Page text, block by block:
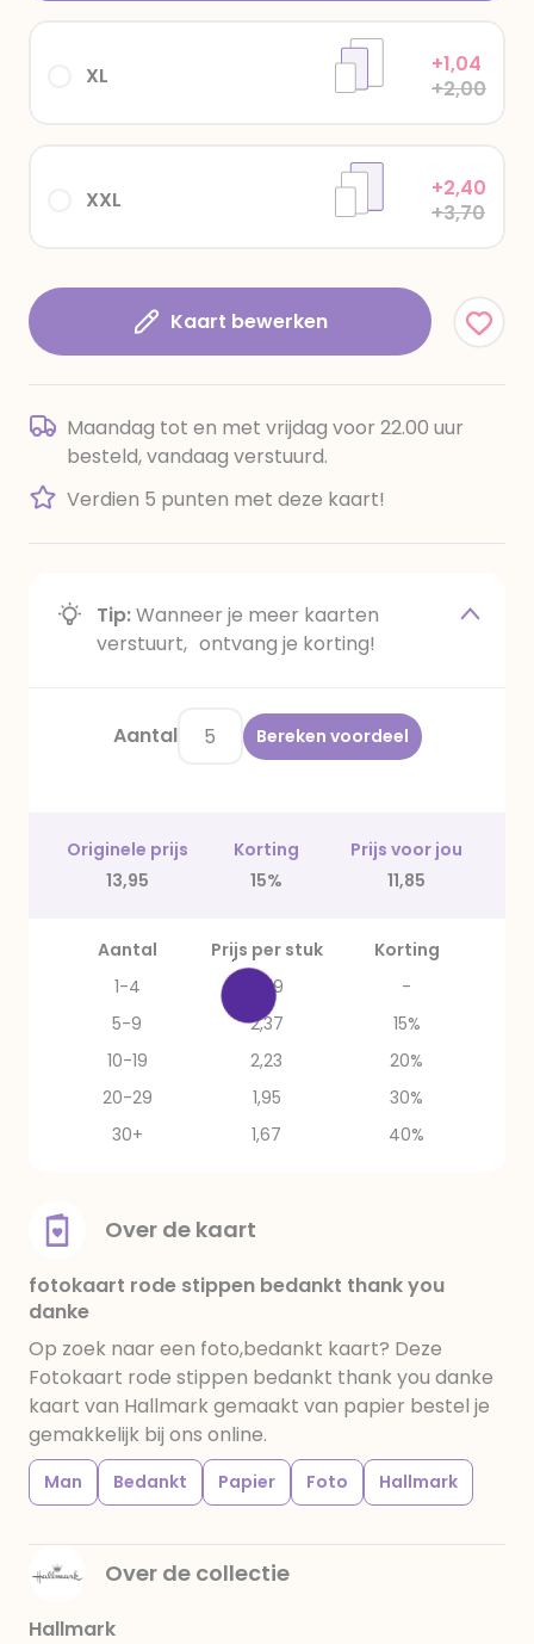
XXL
+2,40
+3,70
XL
+1,04
+2,00
Kaart bewerken
Maandag tot en met vrijdag voor 22.00 uur
besteld, vandaag verstuurd.
Verdien 5 punten met deze kaart!
Tip:Wanneer je meer kaarten
verstuurt, ontvang je korting!
Aantal Bereken voordeel
Originele prijs Korting
Prijs voor jou
13,95
15% 11,85
Aantal Prijs per stuk
Korting
1-4
2,79
-
5-9
2,37
15%
10-19
2,23
20%
20-29
1,95
30%
30+
1,67 40%
Over de kaart
fotokaart rode stippen bedankt thank you
danke
Op zoek naar een foto,bedankt kaart? Deze
Fotokaart rode stippen bedankt thank you danke
kaart van Hallmark gemaakt van papier bestel je
gemakkelijk bij ons online.
Man Bedankt Papier Foto Hallmark
Over de collectie
Hallmark